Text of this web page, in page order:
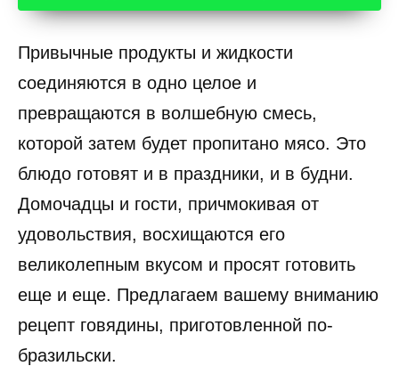
Привычные продукты и жидкости
соединяются в одно целое и
превращаются в волшебную смесь,
которой затем будет пропитано мясо. Это
блюдо готовят и в праздники, и в будни.
Домочадцы и гости, причмокивая от
удовольствия, восхищаются его
великолепным вкусом и просят готовить
еще и еще. Предлагаем вашему вниманию
рецепт говядины, приготовленной по-
бразильски.